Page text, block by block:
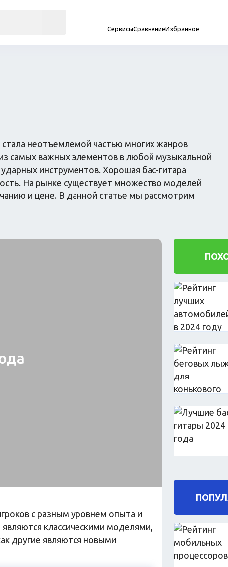
Товары для ремонта
Мебель
Бытовая химия
Игрушки
Сухой корм для
Влажный корм
Аксессуары
СервисыСравнениеИзбранное
стала неотъемлемой частью многих жанров
самых важных элементов в любой музыкальной
инструментов. Хорошая бас-гитара
На рынке существует множество моделей
и цене. В данной статье мы рассмотрим
с разным уровнем опыта и
классическими моделями,
другие являются новыми